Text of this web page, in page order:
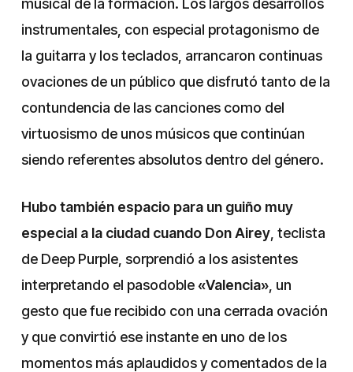
musical de la formación. Los largos desarrollos
instrumentales, con especial protagonismo de
la guitarra y los teclados, arrancaron continuas
ovaciones de un público que disfrutó tanto de la
contundencia de las canciones como del
virtuosismo de unos músicos que continúan
siendo referentes absolutos dentro del género.
Hubo también espacio para un guiño muy
especial a la ciudad cuando Don Airey, teclista
de Deep Purple, sorprendió a los asistentes
interpretando el pasodoble«Valencia», un
gesto que fue recibido con una cerrada ovación
y que convirtió ese instante en uno de los
momentos más aplaudidos y comentados de la